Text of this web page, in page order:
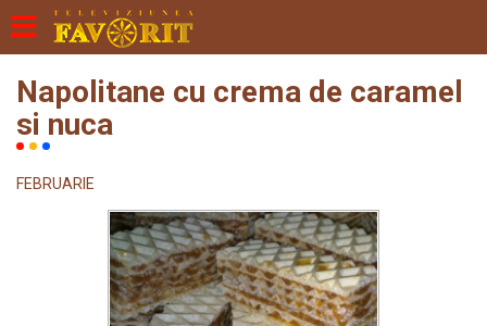
Napolitane cu crema de caramel
si nuca
FEBRUARIE